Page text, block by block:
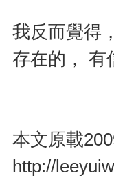
我反而覺得
存在的， 有
本文原載
http://